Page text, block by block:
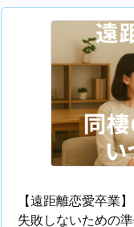
【遠距離恋愛卒業
失敗しないための